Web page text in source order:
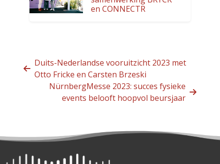
en CONNECTR
Duits-Nederlandse vooruitzicht 2023 met
Otto Fricke en Carsten Brzeski
NürnbergMesse 2023: succes fysieke
events belooft hoopvol beursjaar